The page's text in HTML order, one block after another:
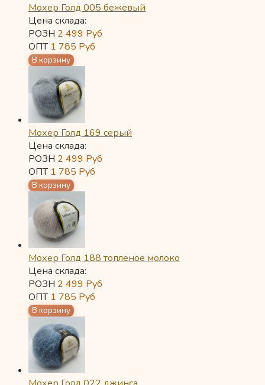
Мохер Голд 005 бежевый
Цена склада:
РОЗН 2 499 Руб
ОПТ 1 785 Руб
Мохер Голд 169 серый
Цена склада:
РОЗН 2 499 Руб
ОПТ 1 785 Руб
Мохер Голд 188 топленое молоко
Цена склада:
РОЗН 2 499 Руб
ОПТ 1 785 Руб